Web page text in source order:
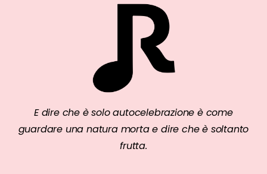
E dire che è solo autocelebrazione è come
guardare una natura morta e dire che è soltanto
frutta.